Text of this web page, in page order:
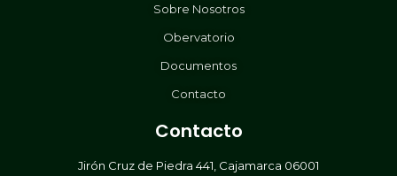
Sobre Nosotros
Obervatorio
Documentos
Contacto
Contacto
Jirón Cruz de Piedra 441, Cajamarca 06001